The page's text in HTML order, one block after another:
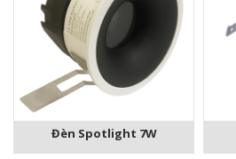
Đèn Spotlight 7W